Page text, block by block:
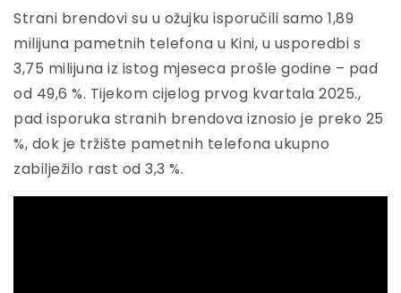
Strani brendovi su u ožujku isporučili samo 1,89
milijuna pametnih telefona u Kini, u usporedbi s
3,75 milijuna iz istog mjeseca prošle godine – pad
od 49,6 %. Tijekom cijelog prvog kvartala 2025.,
pad isporuka stranih brendova iznosio je preko 25
%, dok je tržište pametnih telefona ukupno
zabilježilo rast od 3,3 %.